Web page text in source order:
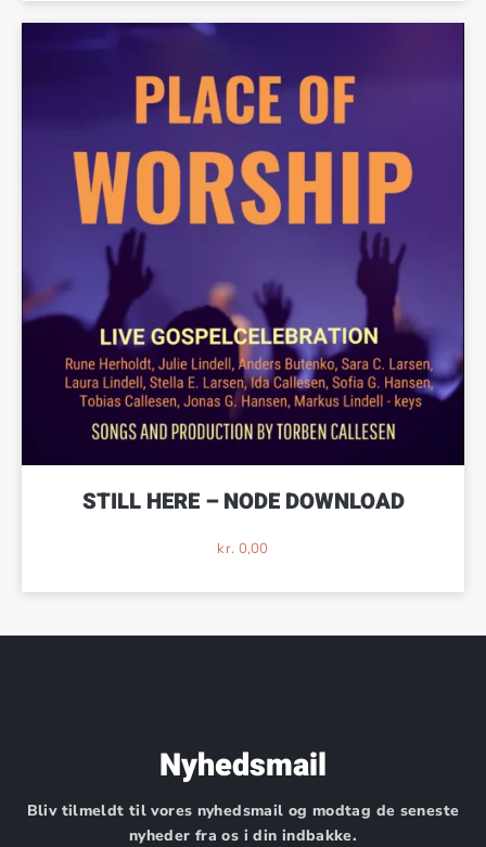
STILL HERE – NODE DOWNLOAD
kr. 0,00
Nyhedsmail
Bliv tilmeldt til vores nyhedsmail og modtag de seneste
nyheder fra os i din indbakke.